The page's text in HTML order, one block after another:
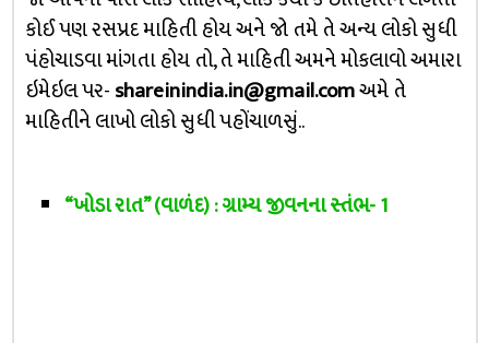
કોઈ પણ રસપ્રદ માહિતી હોય અને જો તમે તે અન્ય લોકો સુધી
પંહોચાડવા માંગતા હોય તો, તે માહિતી અમને મોકલાવો અમારા
ઇમેઇલ પર-shareinindia.in@gmail.comઅમે તે
માહિતીને લાખો લોકો સુધી પહોંચાળસું..
“ખોડા રાત” (વાળંદ) : ગ્રામ્ય જીવનના સ્તંભ- 1